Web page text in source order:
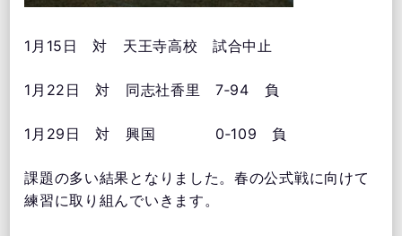
1月15日 対 天王寺高校 試合中止
1月22日 対 同志社香里 7‐94 負
1月29日 対 興国 0‐109 負
課題の多い結果となりました。春の公式戦に向けて
練習に取り組んでいきます。